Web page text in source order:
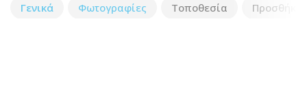
Γενικά Φωτογραφίες Τοποθεσία Προσθήκη